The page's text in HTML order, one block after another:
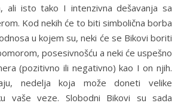
ali isto tako I intenzivna dešavanja sa
Kod nekih će to biti simbolična borba
u kojem su, neki će se Bikovi boriti
posesivnošću a neki će uspešno
(pozitivno ili negativno) kao I on njih.
nedelja koja može doneti velike
vaše veze. Slobodni Bikovi su sada